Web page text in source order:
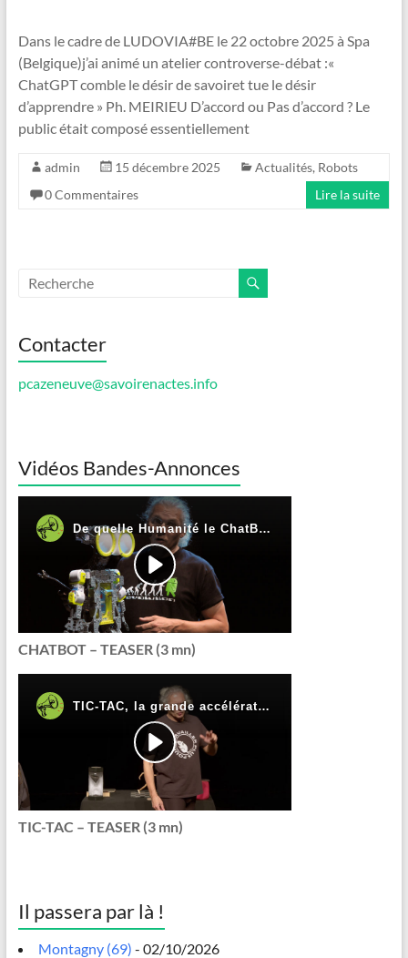
Dans le cadre de LUDOVIA#BE le 22 octobre 2025 à Spa
(Belgique)j’ai animé un atelier controverse-débat :«
ChatGPT comble le désir de savoiret tue le désir
d’apprendre » Ph. MEIRIEU D’accord ou Pas d’accord ? Le
public était composé essentiellement
admin 15 décembre 2025 Actualités, Robots
0 Commentaires
Lire la suite
Contacter
pcazeneuve@savoirenactes.info
Vidéos Bandes-Annonces
CHATBOT – TEASER (3 mn)
TIC-TAC – TEASER (3 mn)
Il passera par là !
Montagny (69) - 02/10/2026